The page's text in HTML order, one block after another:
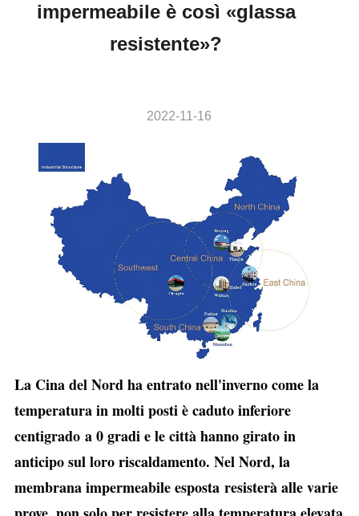
impermeabile è così «glassa
resistente»?
2022-11-16
La Cina del Nord ha entrato nell'inverno come la
temperatura in molti posti è caduto inferiore
centigrado a 0 gradi e le città hanno girato in
anticipo sul loro riscaldamento. Nel Nord, la
membrana impermeabile esposta resisterà alle varie